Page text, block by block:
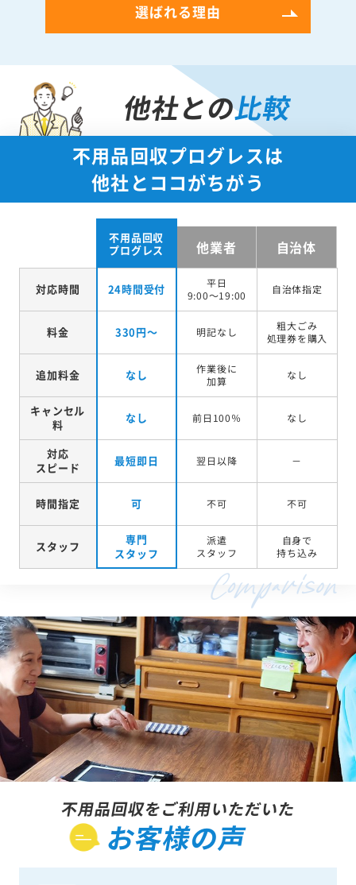
選ばれる理由
他社との比較
不用品回収プログレスは
他社とココがちがう
不用品回収
プログレス
他業者 自治体
対応時間 24時間受付
平日
9:00～19:00
自治体指定
料金 330円～ 明記なし
粗大ごみ
処理券を購入
追加料金 なし
作業後に
加算
なし
キャンセル
料
なし 前日100％ なし
対応
スピード
最短即日 翌日以降 －
時間指定 可 不可 不可
スタッフ
専門
スタッフ
派遣
スタッフ
自身で
持ち込み
不用品回収をご利用いただいた
お客様の声